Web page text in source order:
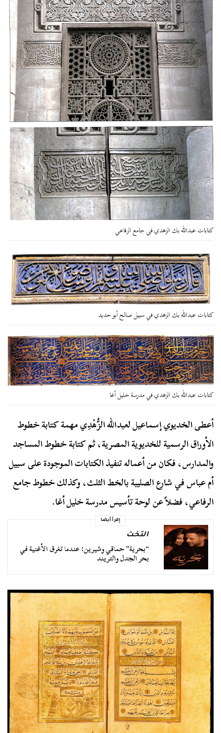
كتابات عبدالله بك الزهدي في جامع الرفاعي
كتابات عبدالله بك الزهدي في سبيل صالح أبو حديد
كتابات عبدالله بك الزهدي في مدرسة خليل أغا
أعطى الخديوي إسماعيل لعبدالله الزُّهْدِي مهمة كتابة خطوط
الأوراق الرسمية للخديوية المصرية، ثم كتابة خطوط المساجد
والمدارس، فكان من أعماله تنفيذ الكتابات الموجودة على سبيل
أم عباس في شارع الصليبة بالخط الثلث، وكذلك خطوط جامع
الرفاعي، فضلاً عن لوحة تأسيس مدرسة خليل أغا.
إقرأ أيضا
التخت
“بحرية” حماقي وشيرين: عندما تغرق الأغنية في
بحر الجدل والتريند